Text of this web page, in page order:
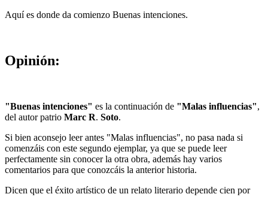
Aquí es donde da comienzo Buenas intenciones.
Opinión:
"Buenas intenciones" es la continuación de "Malas influencias",
del autor patrio Marc R. Soto.
Si bien aconsejo leer antes "Malas influencias", no pasa nada si
comenzáis con este segundo ejemplar, ya que se puede leer
perfectamente sin conocer la otra obra, además hay varios
comentarios para que conozcáis la anterior historia.
Dicen que el éxito artístico de un relato literario depende cien por